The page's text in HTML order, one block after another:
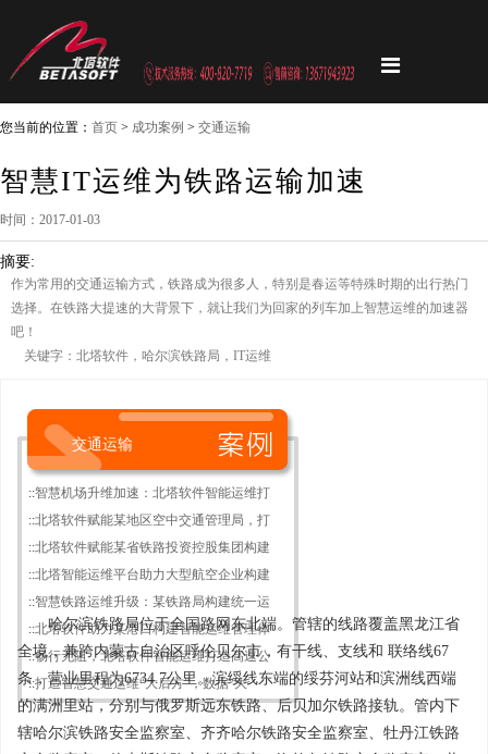
您当前的位置： 首页 > 成功案例 > 交通运输
智慧IT运维为铁路运输加速
时间：2017-01-03
摘要:
作为常用的交通运输方式，铁路成为很多人，特别是春运等特殊时期的出行热门
选择。在铁路大提速的大背景下，就让我们为回家的列车加上智慧运维的加速器
吧！
关键字：北塔软件，哈尔滨铁路局，IT运维
交通运输
::智慧机场升维加速：北塔软件智能运维打
::北塔软件赋能某地区空中交通管理局，打
::北塔软件赋能某省铁路投资控股集团构建
::北塔智能运维平台助力大型航空企业构建
::智慧铁路运维升级：某铁路局构建统一运
::北塔软件助力某港口构建智能运维管理体
::畅行无阻，北塔软件智能运维打造高速公
::打造智慧交通运维“大后方”，数据“大
哈尔滨铁路局位于全国路网东北端。管辖的线路覆盖黑龙江省
全境，兼跨内蒙古自治区呼伦贝尔市，有干线、支线和 联络线67
条，营业里程为6734.7公里。滨绥线东端的绥芬河站和滨洲线西端
的满洲里站，分别与俄罗斯远东铁路、后贝加尔铁路接轨。管内下
辖哈尔滨铁路安全监察室、齐齐哈尔铁路安全监察室、牡丹江铁路